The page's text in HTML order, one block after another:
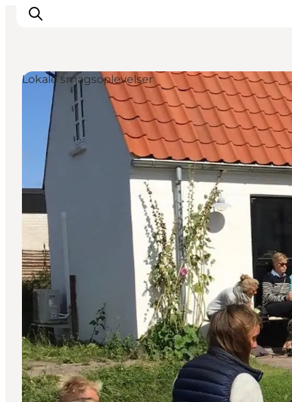
Feriesteder
Inspiration
Handicapvenlig ferie
Events
Overnatning
Planlæg din ferie
Lokale smagsoplevelser